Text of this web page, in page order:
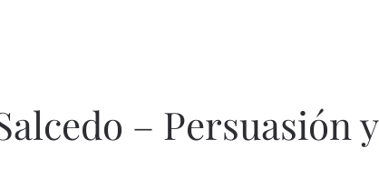
– Persuasión y